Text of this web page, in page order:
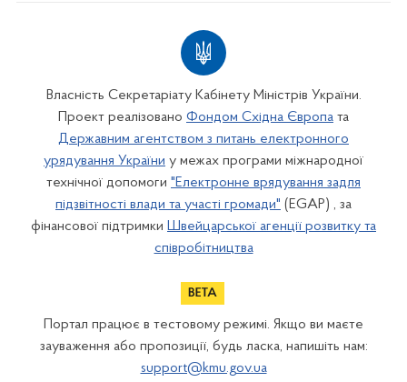
Власність Секретаріату Кабінету Міністрів України.
Проект реалізовано Фондом Східна Європа та
Державним агентством з питань електронного
урядування України у межах програми міжнародної
технічної допомоги "Електронне врядування задля
підзвітності влади та участі громади" (EGAP) , за
фінансової підтримки Швейцарської агенції розвитку та
співробітництва
Портал працює в тестовому режимі. Якщо ви маєте
зауваження або пропозиції, будь ласка, напишіть нам:
support@kmu.gov.ua